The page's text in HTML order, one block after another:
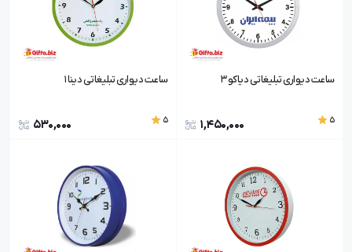
ساعت دیواری تبلیغاتی دیاکو 3
5
1,450,000
ساعت دیواری تبلیغاتی دینا 1
5
530,000